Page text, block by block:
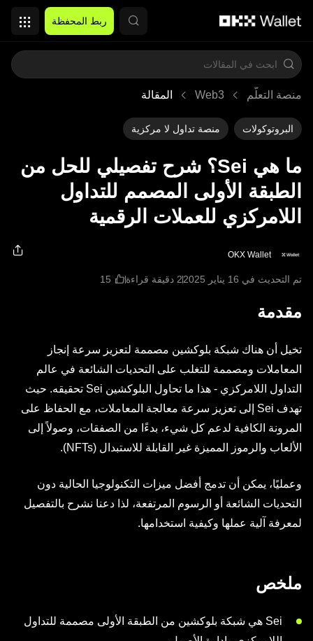
ربط المحفظة
منصة التعلُّم Web3 المقالة
البروتوكولات منصة تداول لا مركزية
ما هي Sei؟ شرح تفصيلي للحل من
الطبقة الأولى المصمم للتداول
اللامركزي للعملات الرقمية
OKX Wallet
تم التحديث في ‏16 يناير 2025 2 دقيقة قراءة
مقدمة
تخيل أن هناك شبكة بلوكشين مصممة لتعزيز سرعة إنجاز
المعاملات ومصممة للتغلب على التحديات الشائعة في عالم
التداول اللامركزي - هذا ما تحاول البلوكشين Sei تحقيقه. حيث
تهدف Sei إلى تعزيز سرعة معالجة المعاملات، مع الحفاظ على
المرونة الكافية لدعم كل شيء، بدءًا من الصفقات، وصولاً إلى
الألعاب والرموز المميزة غير القابلة للاستبدال (NFTs).
وعمليًا، يمكن أن تدمج أفضل ميزات التكنولوجيا الحالية دون
التحديات الشائعة أو الرسوم المرتفعة، لذا دعنا نشرح بالتفصيل
لمعرفة آلية عملها وكيفية استخدامها.
ملخص
Sei هي شبكة بلوكشين من الطبقة الأولى مصممة للتداول